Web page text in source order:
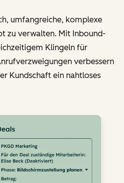
umfangreiche, komplexe
zu verwalten. Mit Inbound-
Klingeln für
verbessern
Kundschaft ein nahtloses